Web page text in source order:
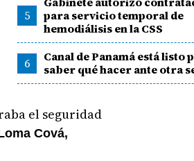
5
para servicio temporal de
hemodiálisis en la CSS
6
Canal de Panamá está listo
saber qué hacer ante otra
el seguridad
Cová,